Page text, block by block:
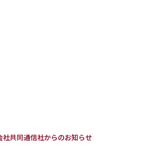
社共同通信社からのお知らせ